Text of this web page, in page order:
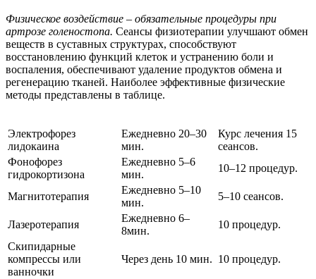
Физическое воздействие – обязательные процедуры при
артрозе голеностопа. Сеансы физиотерапии улучшают обмен
веществ в суставных структурах, способствуют
восстановлению функций клеток и устранению боли и
воспаления, обеспечивают удаление продуктов обмена и
регенерацию тканей. Наиболее эффективные физические
методы представлены в таблице.
Электрофорез
лидокаина
Ежедневно 20–30
мин.
Курс лечения 15
сеансов.
Фонофорез
гидрокортизона
Ежедневно 5–6
мин.
10–12 процедур.
Магнитотерапия
Ежедневно 5–10
мин.
5–10 сеансов.
Лазеротерапия
Ежедневно 6–
8мин.
10 процедур.
Скипидарные
компрессы или
ванночки
Через день 10 мин. 10 процедур.